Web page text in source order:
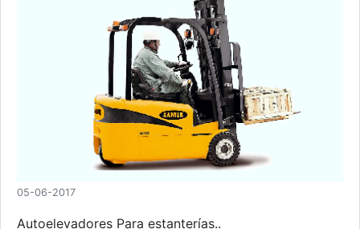
05-06-2017
Autoelevadores Para estanterías..